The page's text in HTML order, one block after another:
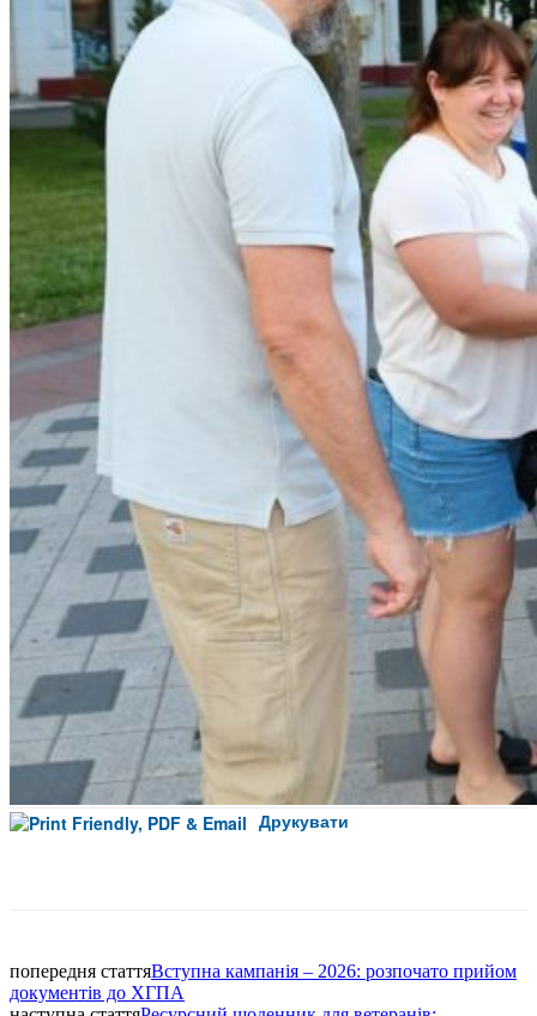
Друкувати
попередня статтяВступна кампанія – 2026: розпочато прийом
документів до ХГПА